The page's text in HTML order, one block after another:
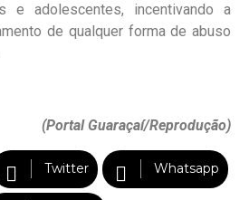
e adolescentes, incentivando a
de qualquer forma de abuso
(Portal Guaraçaí/Reprodução)
Twitter Whatsapp